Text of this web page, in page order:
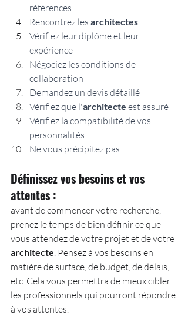
références
Rencontrez les architectes
Vérifiez leur diplôme et leur
expérience
Négociez les conditions de
collaboration
Demandez un devis détaillé
Vérifiez que l'architecte est assuré
Vérifiez la compatibilité de vos
personnalités
Ne vous précipitez pas
Définissez vos besoins et vos
attentes :
avant de commencer votre recherche,
prenez le temps de bien définir ce que
vous attendez de votre projet et de votre
architecte. Pensez à vos besoins en
matière de surface, de budget, de délais,
etc. Cela vous permettra de mieux cibler
les professionnels qui pourront répondre
à vos attentes.